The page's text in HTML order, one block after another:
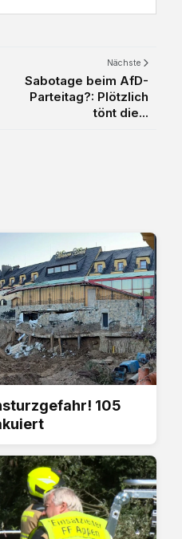
Nächste
Sabotage beim AfD-
Parteitag?: Plötzlich
tönt die...
105